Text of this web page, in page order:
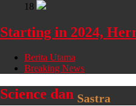
18
Starting in 2024,
Berita Utama
Breaking News
Science dan Sastra